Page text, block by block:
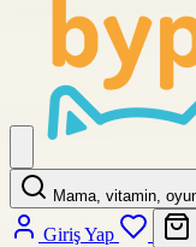
Mama, vitamin,
Giriş Yap